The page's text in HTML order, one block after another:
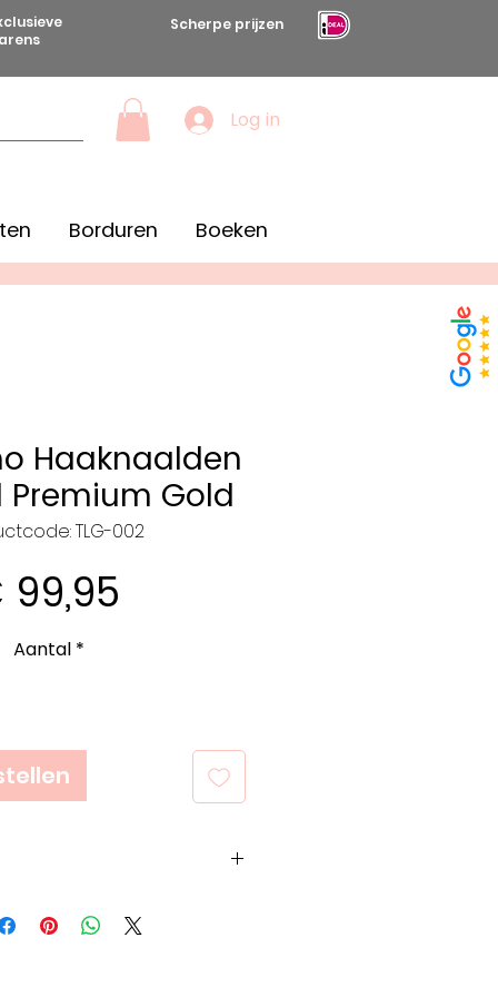
Scherpe prijzen
Log in
Borduren Boeken
Haaknaalden
Premium Gold
TLG-002
Aantal *
breinaalden voor